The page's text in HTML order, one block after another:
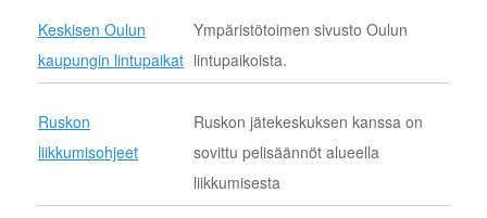
Keskisen Oulun
kaupungin lintupaikat
Ympäristötoimen sivusto Oulun
lintupaikoista.
Ruskon
liikkumisohjeet
Ruskon jätekeskuksen kanssa on
sovittu pelisäännöt alueella
liikkumisesta